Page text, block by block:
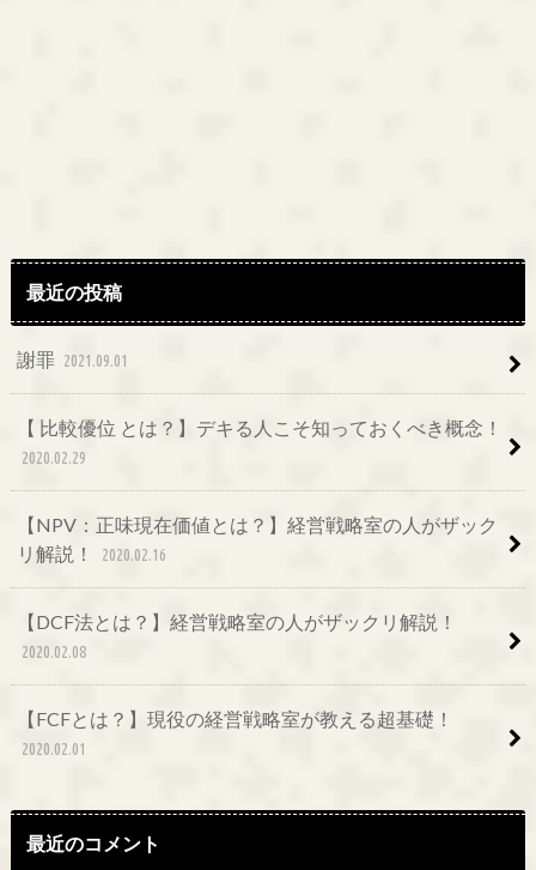
最近の投稿
謝罪 2021.09.01
【 比較優位 とは？】デキる人こそ知っておくべき概念！
2020.02.29
【NPV：正味現在価値とは？】経営戦略室の人がザック
リ解説！
2020.02.16
【DCF法とは？】経営戦略室の人がザックリ解説！
2020.02.08
【FCFとは？】現役の経営戦略室が教える超基礎！
2020.02.01
最近のコメント